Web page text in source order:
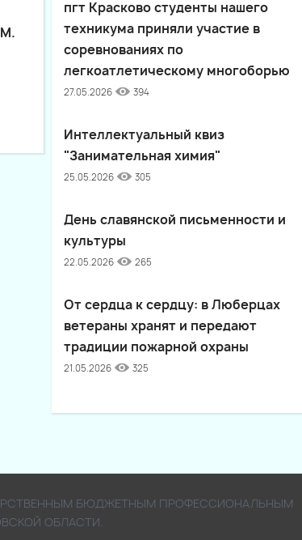
пгт Красково студенты нашего
техникума приняли участие в
соревнованиях по
легкоатлетическому многоборью
27.05.2026 394
Интеллектуальный квиз
"Занимательная химия"
25.05.2026 305
День славянской письменности и
культуры
22.05.2026 265
От сердца к сердцу: в Люберцах
ветераны хранят и передают
традиции пожарной охраны
21.05.2026 325
БЮДЖЕТНЫМ ПРОФЕССИОНАЛЬНЫМ
ОБЛАСТИ.